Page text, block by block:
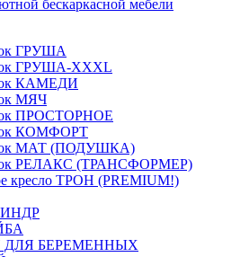
ГРУША
ГРУША-XXXL
КАМЕДИ
МЯЧ
ПРОСТОРНОЕ
КОМФОРТ
МАТ (ПОДУШКА)
РЕЛАКС (ТРАНСФОРМЕР)
кресло ТРОН (PREMIUM!)
БЕРЕМЕННЫХ